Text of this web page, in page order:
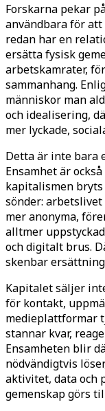
Forskarna pekar
användbara för
redan har en
ersätta fysisk
arbetskamrater,
sammanhang.
människor man
och idealisering,
mer lyckade,
Detta är inte bara
Ensamhet är
kapitalismen
sönder:
mer anonyma,
alltmer
och digitalt brus.
skenbar
Kapitalet säljer
för kontakt,
medieplattformar
stannar kvar,
Ensamheten blir
nödvändigtvis
aktivitet, data och
gemenskap görs